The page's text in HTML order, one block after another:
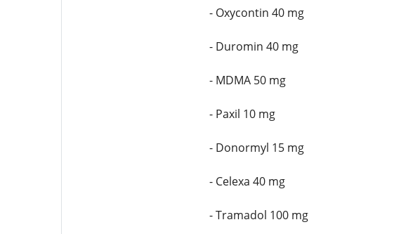
- Oxycontin 40 mg
- Duromin 40 mg
- MDMA 50 mg
- Paxil 10 mg
- Donormyl 15 mg
- Celexa 40 mg
- Tramadol 100 mg